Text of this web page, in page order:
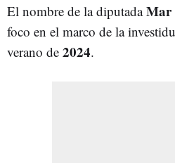
El nombre de la diputadaMar
foco en el marco de la
verano de 2024.